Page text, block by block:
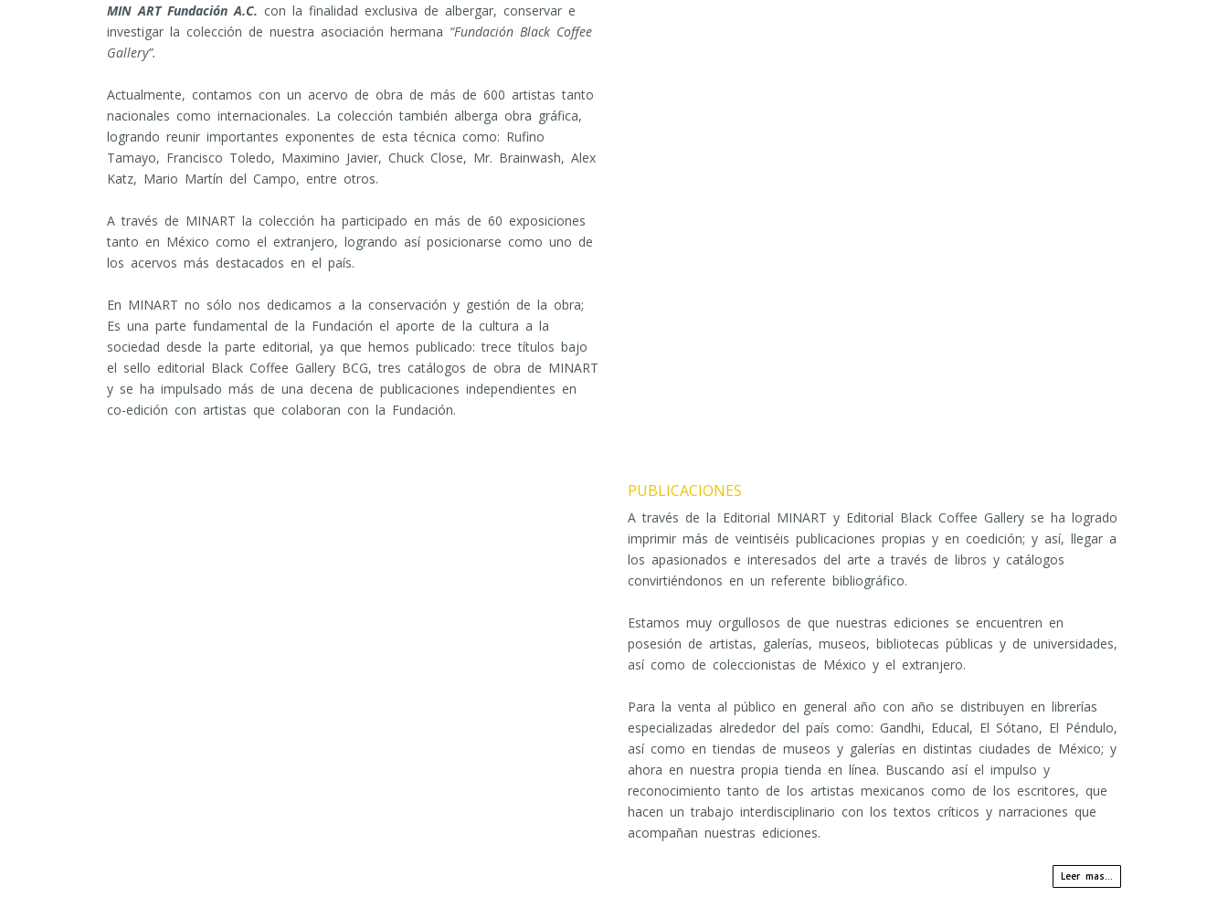
MIN ART Fundación A.C. con la finalidad exclusiva de albergar, conservar e
investigar la colección de nuestra asociación hermana “Fundación Black Coffee
Gallery”.
Actualmente, contamos con un acervo de obra de más de 600 artistas tanto
nacionales como internacionales. La colección también alberga obra gráfica,
logrando reunir importantes exponentes de esta técnica como: Rufino
Tamayo, Francisco Toledo, Maximino Javier, Chuck Close, Mr. Brainwash, Alex
Katz, Mario Martín del Campo, entre otros.
A través de MINART la colección ha participado en más de 60 exposiciones
tanto en México como el extranjero, logrando así posicionarse como uno de
los acervos más destacados en el país.
En MINART no sólo nos dedicamos a la conservación y gestión de la obra;
Es una parte fundamental de la Fundación el aporte de la cultura a la
sociedad desde la parte editorial, ya que hemos publicado: trece títulos bajo
el sello editorial Black Coffee Gallery BCG, tres catálogos de obra de MINART
y se ha impulsado más de una decena de publicaciones independientes en
co-edición con artistas que colaboran con la Fundación.
PUBLICACIONES
A través de la Editorial MINART y Editorial Black Coffee Gallery se ha logrado
imprimir más de veintiséis publicaciones propias y en coedición; y así, llegar a
los apasionados e interesados del arte a través de libros y catálogos
convirtiéndonos en un referente bibliográfico.
Estamos muy orgullosos de que nuestras ediciones se encuentren en
posesión de artistas, galerías, museos, bibliotecas públicas y de universidades,
así como de coleccionistas de México y el extranjero.
Para la venta al público en general año con año se distribuyen en librerías
especializadas alrededor del país como: Gandhi, Educal, El Sótano, El Péndulo,
así como en tiendas de museos y galerías en distintas ciudades de México; y
ahora en nuestra propia tienda en línea. Buscando así el impulso y
reconocimiento tanto de los artistas mexicanos como de los escritores, que
hacen un trabajo interdisciplinario con los textos críticos y narraciones que
acompañan nuestras ediciones.
Leer mas...